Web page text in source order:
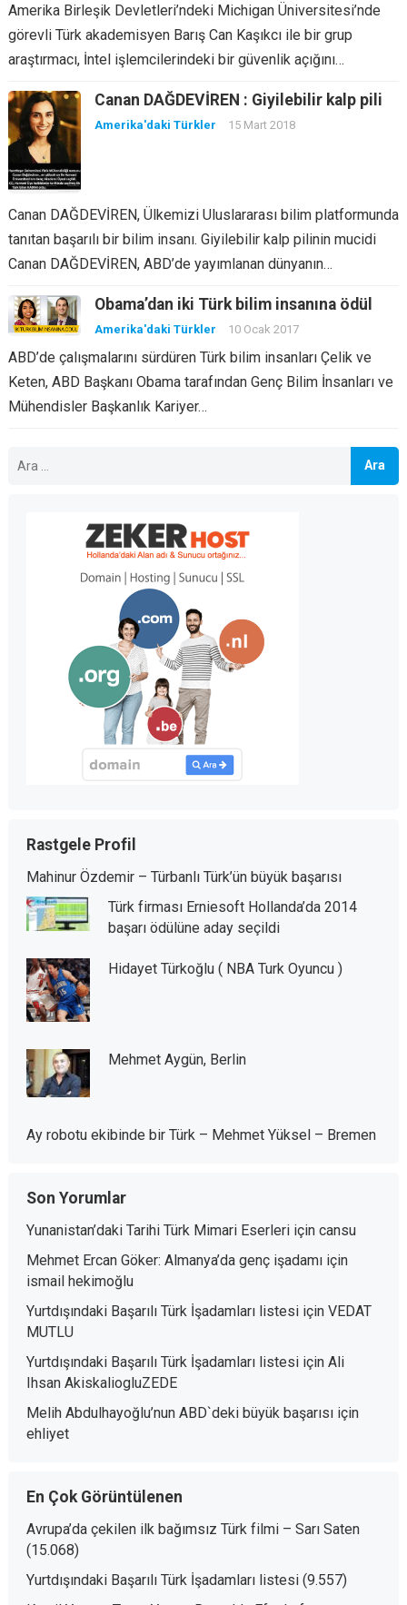
Amerika Birleşik Devletleri’ndeki Michigan Üniversitesi’nde
görevli Türk akademisyen Barış Can Kaşıkcı ile bir grup
araştırmacı, İntel işlemcilerindeki bir güvenlik açığını…
Canan DAĞDEVİREN : Giyilebilir kalp pili
Amerika'daki Türkler 15 Mart 2018
Canan DAĞDEVİREN, Ülkemizi Uluslararası bilim platformunda
tanıtan başarılı bir bilim insanı. Giyilebilir kalp pilinin mucidi
Canan DAĞDEVİREN, ABD’de yayımlanan dünyanın…
Obama’dan iki Türk bilim insanına ödül
Amerika'daki Türkler 10 Ocak 2017
ABD’de çalışmalarını sürdüren Türk bilim insanları Çelik ve
Keten, ABD Başkanı Obama tarafından Genç Bilim İnsanları ve
Mühendisler Başkanlık Kariyer…
Rastgele Profil
Mahinur Özdemir – Türbanlı Türk’ün büyük başarısı
Türk firması Erniesoft Hollanda’da 2014
başarı ödülüne aday seçildi
Hidayet Türkoğlu ( NBA Turk Oyuncu )
Mehmet Aygün, Berlin
Ay robotu ekibinde bir Türk – Mehmet Yüksel – Bremen
Son Yorumlar
Yunanistan’daki Tarihi Türk Mimari Eserleriiçin cansu
Mehmet Ercan Göker: Almanya’da genç işadamıiçin
ismail hekimoğlu
Yurtdışındaki Başarılı Türk İşadamları listesiiçin VEDAT
MUTLU
Yurtdışındaki Başarılı Türk İşadamları listesiiçin Ali
Ihsan AkiskaliogluZEDE
Melih Abdulhayoğlu’nun ABD`deki büyük başarısıiçin
ehliyet
En Çok Görüntülenen
Avrupa’da çekilen ilk bağımsız Türk filmi – Sarı Saten
(15.068)
Yurtdışındaki Başarılı Türk İşadamları listesi (9.557)